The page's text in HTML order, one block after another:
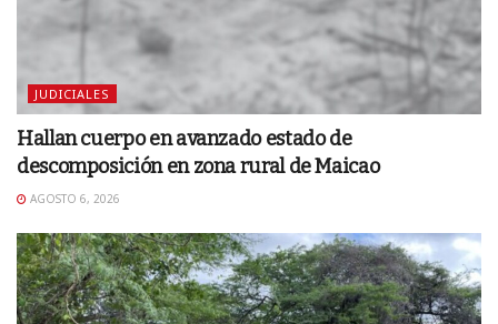
JUDICIALES
Hallan cuerpo en avanzado estado de
descomposición en zona rural de Maicao
AGOSTO 6, 2026